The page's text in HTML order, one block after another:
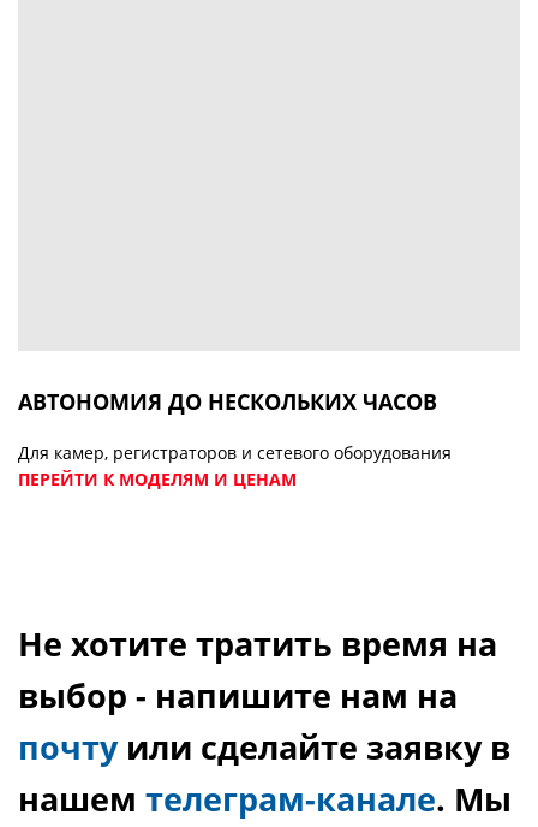
АВТОНОМИЯ ДО НЕСКОЛЬКИХ ЧАСОВ
Для камер, регистраторов и сетевого оборудования
ПЕРЕЙТИ К МОДЕЛЯМ И ЦЕНАМ
Не хотите тратить время на
выбор - напишите нам на
почтуили сделайте заявку в
нашем телеграм-канале. Мы